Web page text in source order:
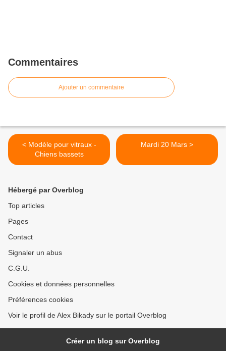
Commentaires
Ajouter un commentaire
< Modèle pour vitraux -
Chiens bassets
Mardi 20 Mars >
Hébergé par Overblog
Top articles
Pages
Contact
Signaler un abus
C.G.U.
Cookies et données personnelles
Préférences cookies
Voir le profil de Alex Bikady sur le portail Overblog
Créer un blog sur Overblog